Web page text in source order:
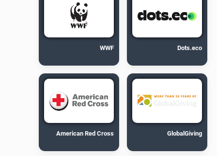
Dots.eco
WWF
GlobalGiving
American Red Cross